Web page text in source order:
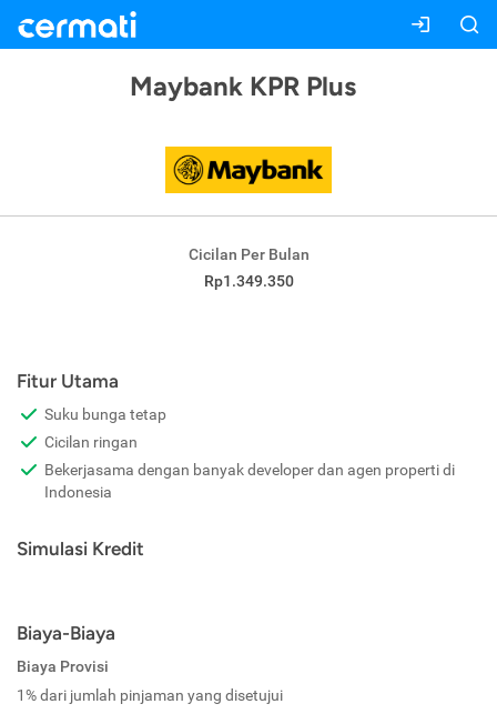
Maybank KPR Plus
Cicilan Per Bulan
Rp1.349.350
Fitur Utama
Suku bunga tetap
Cicilan ringan
Bekerjasama dengan banyak developer dan agen properti di
Indonesia
Simulasi Kredit
Biaya-Biaya
Biaya Provisi
1% dari jumlah pinjaman yang disetujui